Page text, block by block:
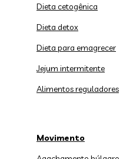
Dieta cetogênica
Dieta detox
Dieta para emagrecer
Jejum intermitente
Alimentos reguladores
Movimento